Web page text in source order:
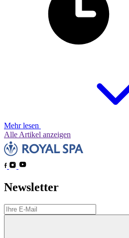
Mehr lesen
Alle Artikel anzeigen
Newsletter